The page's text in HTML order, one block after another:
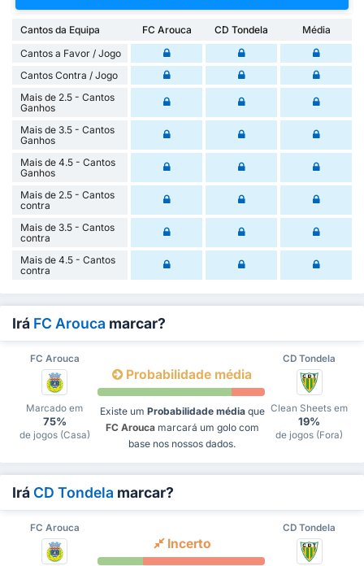
Cantos da Equipa FC Arouca CD Tondela
Média
Cantos a Favor / Jogo
Cantos Contra / Jogo
Mais de 2.5 - Cantos
Ganhos
Mais de 3.5 - Cantos
Ganhos
Mais de 4.5 - Cantos
Ganhos
Mais de 2.5 - Cantos
contra
Mais de 3.5 - Cantos
contra
Mais de 4.5 - Cantos
contra
Irá FC Arouca marcar?
FC Arouca CD Tondela
Marcado em
75%
de jogos (Casa)
Probabilidade média
Existe um Probabilidade médiaque
FC Aroucamarcará um golo com
base nos nossos dados.
Clean Sheets em
19%
de jogos (Fora)
Irá CD Tondela marcar?
FC Arouca CD Tondela
Incerto